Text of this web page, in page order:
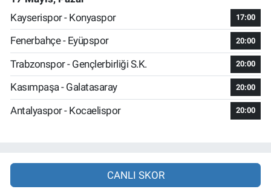
Kayserispor - Konyaspor
17:00
Fenerbahçe - Eyüpspor 20:00
Trabzonspor - Gençlerbirliği S.K. 20:00
Kasımpaşa - Galatasaray 20:00
Antalyaspor - Kocaelispor 20:00
CANLI SKOR